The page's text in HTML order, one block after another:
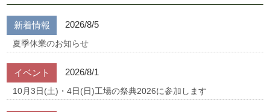
新着情報 2026/8/5
夏季休業のお知らせ
イベント 2026/8/1
10月3日(土)・4日(日)工場の祭典2026に参加します